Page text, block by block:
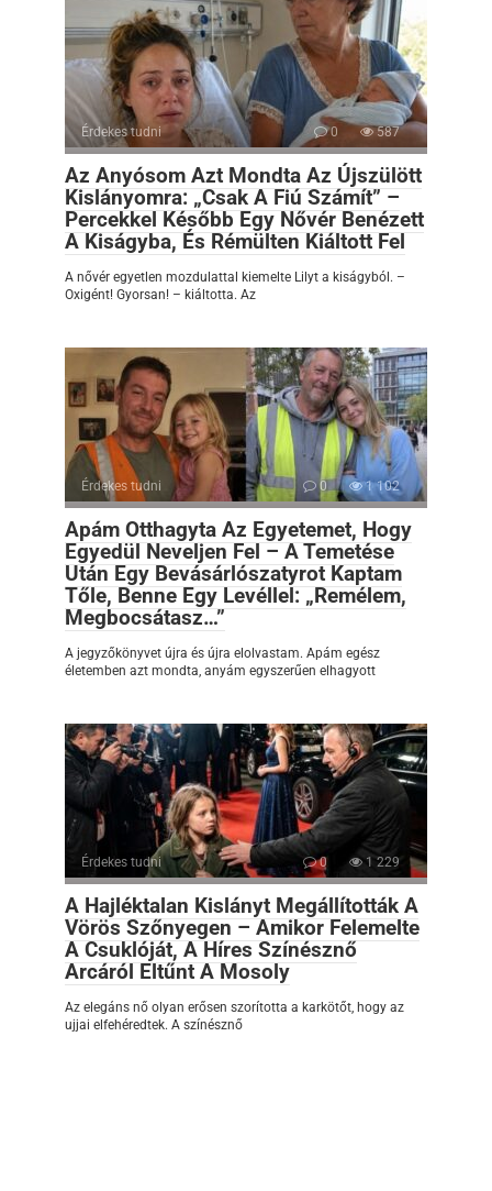
Érdekes tudni 0 587
Az Anyósom Azt Mondta Az Újszülött
Kislányomra: „Csak A Fiú Számít” –
Percekkel Később Egy Nővér Benézett
A Kiságyba, És Rémülten Kiáltott Fel
A nővér egyetlen mozdulattal kiemelte Lilyt a kiságyból. –
Oxigént! Gyorsan! – kiáltotta. Az
Érdekes tudni 0 1 102
Apám Otthagyta Az Egyetemet, Hogy
Egyedül Neveljen Fel – A Temetése
Után Egy Bevásárlószatyrot Kaptam
Tőle, Benne Egy Levéllel: „Remélem,
Megbocsátasz…”
A jegyzőkönyvet újra és újra elolvastam. Apám egész
életemben azt mondta, anyám egyszerűen elhagyott
Érdekes tudni 0 1 229
A Hajléktalan Kislányt Megállították A
Vörös Szőnyegen – Amikor Felemelte
A Csuklóját, A Híres Színésznő
Arcáról Eltűnt A Mosoly
Az elegáns nő olyan erősen szorította a karkötőt, hogy az
ujjai elfehéredtek. A színésznő